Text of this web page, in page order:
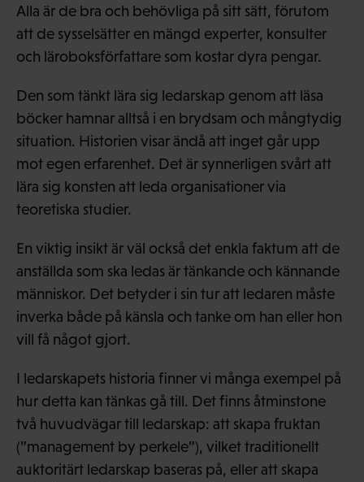
Alla är de bra och behövliga på sitt sätt, förutom
att de sysselsätter en mängd experter, konsulter
och läroboksförfattare som kostar dyra pengar.
Den som tänkt lära sig ledarskap genom att läsa
böcker hamnar alltså i en brydsam och mångtydig
situation. Historien visar ändå att inget går upp
mot egen erfarenhet. Det är synnerligen svårt att
lära sig konsten att leda organisationer via
teoretiska studier.
En viktig insikt är väl också det enkla faktum att de
anställda som ska ledas är tänkande och kännande
människor. Det betyder i sin tur att ledaren måste
inverka både på känsla och tanke om han eller hon
vill få något gjort.
I ledarskapets historia finner vi många exempel på
hur detta kan tänkas gå till. Det finns åtminstone
två huvudvägar till ledarskap: att skapa fruktan
(”management by perkele”), vilket traditionellt
auktoritärt ledarskap baseras på, eller att skapa